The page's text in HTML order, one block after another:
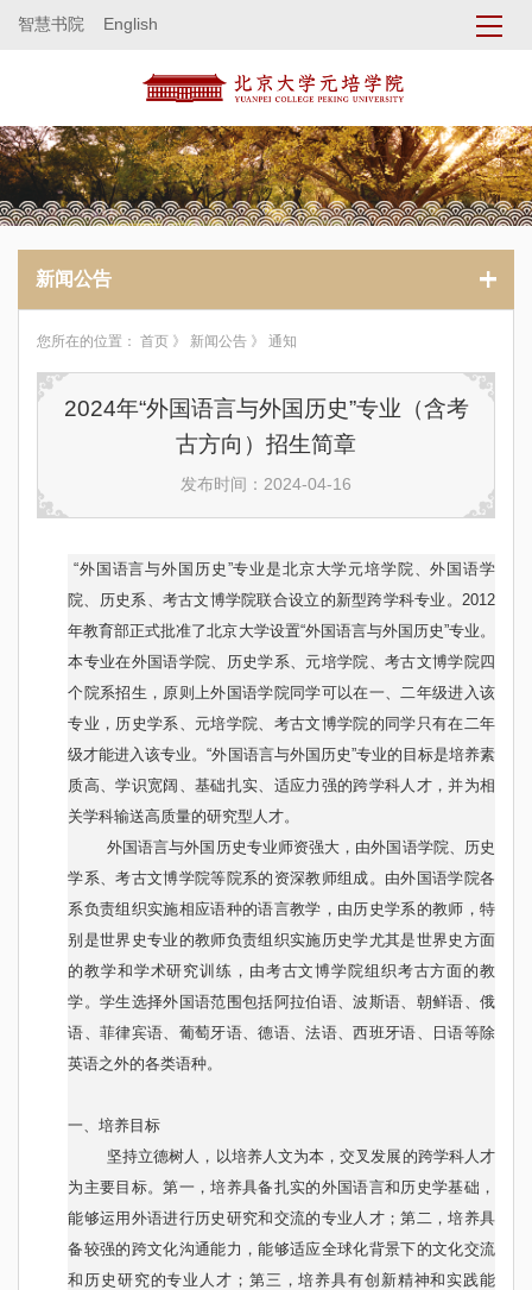
智慧书院 English
新闻公告
您所在的位置： 首页 》 新闻公告 》 通知
2024年“外国语言与外国历史”专业（含考
古方向）招生简章
发布时间：2024-04-16
“外国语言与外国历史”专业是北京大学元培学院、外国语学
院、历史系、考古文博学院联合设立的新型跨学科专业。2012
年教育部正式批准了北京大学设置“外国语言与外国历史”专业。
本专业在外国语学院、历史学系、元培学院、考古文博学院四
个院系招生，原则上外国语学院同学可以在一、二年级进入该
专业，历史学系、元培学院、考古文博学院的同学只有在二年
级才能进入该专业。“外国语言与外国历史”专业的目标是培养素
质高、学识宽阔、基础扎实、适应力强的跨学科人才，并为相
关学科输送高质量的研究型人才。
外国语言与外国历史专业师资强大，由外国语学院、历史
学系、考古文博学院等院系的资深教师组成。由外国语学院各
系负责组织实施相应语种的语言教学，由历史学系的教师，特
别是世界史专业的教师负责组织实施历史学尤其是世界史方面
的教学和学术研究训练，由考古文博学院组织考古方面的教
学。学生选择外国语范围包括阿拉伯语、波斯语、朝鲜语、俄
语、菲律宾语、葡萄牙语、德语、法语、西班牙语、日语等除
英语之外的各类语种。
一、培养目标
坚持立德树人，以培养人文为本，交叉发展的跨学科人才
为主要目标。第一，培养具备扎实的外国语言和历史学基础，
能够运用外语进行历史研究和交流的专业人才；第二，培养具
备较强的跨文化沟通能力，能够适应全球化背景下的文化交流
和历史研究的专业人才；第三，培养具有创新精神和实践能